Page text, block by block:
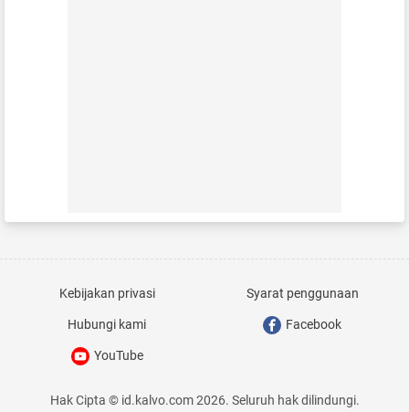
Kebijakan privasi Syarat penggunaan
Hubungi kami Facebook
YouTube
Hak Cipta © id.kalvo.com 2026. Seluruh hak dilindungi.